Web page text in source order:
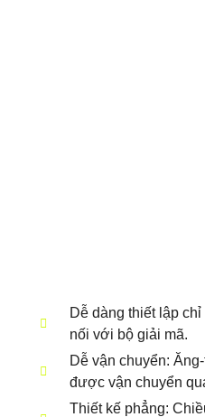
Dễ dàng thiết lập
nối với bộ giải mã.
Dễ vận chuyển:
được vận chuyển
Thiết kế phẳng: